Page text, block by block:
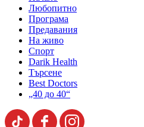
Любопитно
Програма
Предавания
На живо
Спорт
Darik Health
Търсене
Best Doctors
„40 до 40“